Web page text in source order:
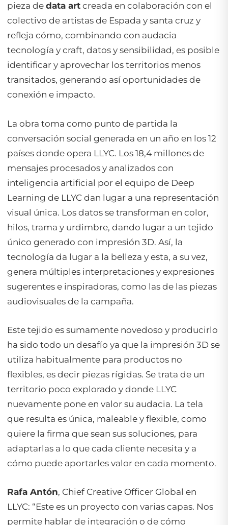
pieza de data art creada en colaboración con el
colectivo de artistas de Espada y santa cruz y
refleja cómo, combinando con audacia
tecnología y craft, datos y sensibilidad, es posible
identificar y aprovechar los territorios menos
transitados, generando así oportunidades de
conexión e impacto.
La obra toma como punto de partida la
conversación social generada en un año en los 12
países donde opera LLYC. Los 18,4 millones de
mensajes procesados y analizados con
inteligencia artificial por el equipo de Deep
Learning de LLYC dan lugar a una representación
visual única. Los datos se transforman en color,
hilos, trama y urdimbre, dando lugar a un tejido
único generado con impresión 3D. Así, la
tecnología da lugar a la belleza y esta, a su vez,
genera múltiples interpretaciones y expresiones
sugerentes e inspiradoras, como las de las piezas
audiovisuales de la campaña.
Este tejido es sumamente novedoso y producirlo
ha sido todo un desafío ya que la impresión 3D se
utiliza habitualmente para productos no
flexibles, es decir piezas rígidas. Se trata de un
territorio poco explorado y donde LLYC
nuevamente pone en valor su audacia. La tela
que resulta es única, maleable y flexible, como
quiere la firma que sean sus soluciones, para
adaptarlas a lo que cada cliente necesita y a
cómo puede aportarles valor en cada momento.
Rafa Antón, Chief Creative Officer Global en
LLYC: “Este es un proyecto con varias capas. Nos
permite hablar de integración o de cómo